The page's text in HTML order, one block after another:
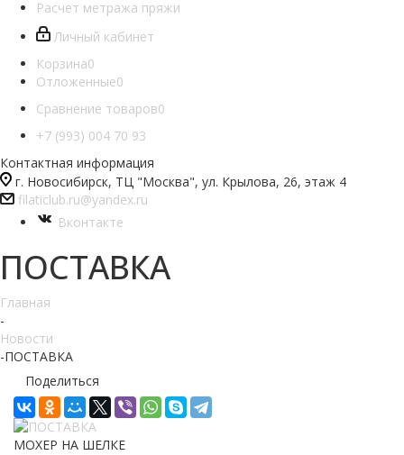
Расчет метража пряжи
Личный кабинет
Корзина0
Отложенные0
Сравнение товаров0
+7 (993) 004 70 93
Контактная информация
г. Новосибирск, ТЦ "Москва", ул. Крылова, 26, этаж 4
filaticlub.ru@yandex.ru
Вконтакте
ПОСТАВКА
Главная
-
Новости
-ПОСТАВКА
Поделиться
МОХЕР НА ШЕЛКЕ